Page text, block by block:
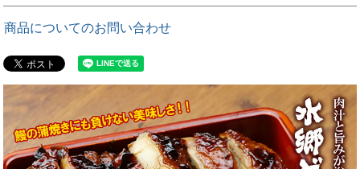
商品についてのお問い合わせ